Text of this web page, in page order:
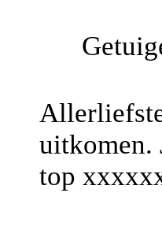
uitkomen.
top